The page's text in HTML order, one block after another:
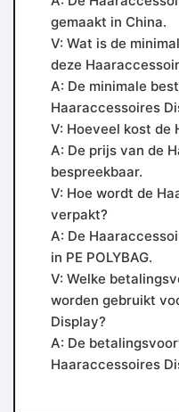
gemaakt in China.
V: Wat is de
deze
A: De minimale
Haaraccessoires
V: Hoeveel kost de
A: De prijs van de
bespreekbaar.
V: Hoe wordt de
verpakt?
A: De
in PE POLYBAG.
V: Welke
worden gebruikt
Display?
A: De
Haaraccessoires